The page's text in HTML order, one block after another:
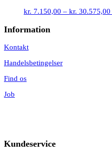
kr. 7.150,00 – kr. 30.575,00
Information
Kontakt
Handelsbetingelser
Find os
Job
Kundeservice